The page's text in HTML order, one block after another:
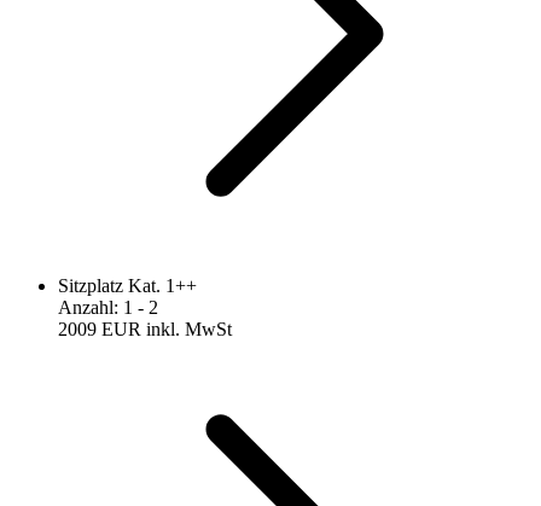
Sitzplatz Kat. 1++
Anzahl: 1 - 2
2009 EUR inkl. MwSt